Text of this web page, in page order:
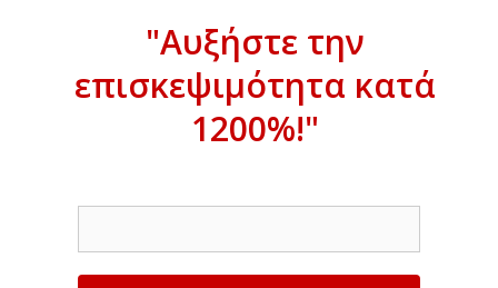
ΒΓΕΙΤΕ ΣΤΗΝ ΠΡΩΤΗ ΣΕΛΙΔΑ ΤΗΣ
GOOGLE!
"Αυξήστε την
επισκεψιμότητα κατά
1200%!"